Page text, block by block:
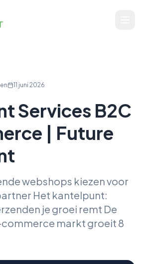
11 juni 2026
Services B2C
| Future
webshops kiezen voor
Het kantelpunt:
je groei remt De
markt groeit 8